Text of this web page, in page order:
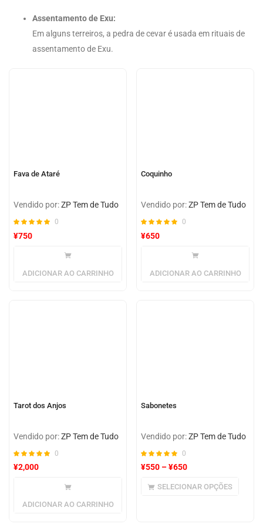
Assentamento de Exu:
Em alguns terreiros, a pedra de cevar é usada em rituais de
assentamento de Exu.
Fava de Ataré
Vendido por:ZP Tem de Tudo
0
¥750
ADICIONAR AO CARRINHO
Coquinho
Vendido por:ZP Tem de Tudo
0
¥650
ADICIONAR AO CARRINHO
Tarot dos Anjos
Vendido por:ZP Tem de Tudo
0
¥2,000
ADICIONAR AO CARRINHO
Sabonetes
Vendido por:ZP Tem de Tudo
0
¥550 –¥650
SELECIONAR OPÇÕES